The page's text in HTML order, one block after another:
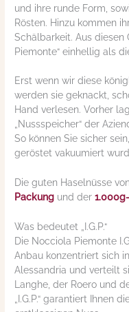
und ihre runde Form,
Rösten. Hinzu kommen
Schälbarkeit. Aus diesen
Piemonte“ einhellig als
Erst wenn wir diese
werden sie geknackt,
Hand verlesen. Vorher
„Nussspeicher“ der
So können Sie sicher
geröstet vakuumiert
Die guten Haselnüsse
Packung und der
Was bedeutet „I.G.P.“
Die Nocciola Piemonte
Anbau konzentriert sich
Alessandria und verteilt
Langhe, der Roero und
„I.G.P.“ garantiert Ihnen